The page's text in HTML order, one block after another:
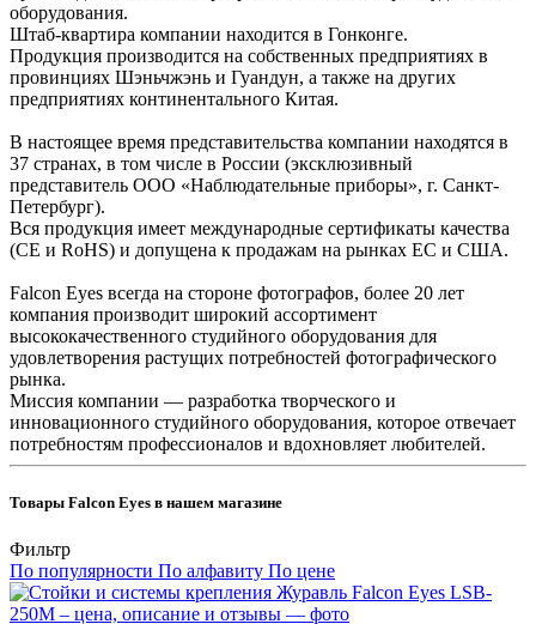
оборудования.
Штаб-квартира компании находится в Гонконге.
Продукция производится на собственных предприятиях в
провинциях Шэньчжэнь и Гуандун, а также на других
предприятиях континентального Китая.
В настоящее время представительства компании находятся в
37 странах, в том числе в России (эксклюзивный
представитель ООО «Наблюдательные приборы», г. Санкт-
Петербург).
Вся продукция имеет международные сертификаты качества
(CE и RoHS) и допущена к продажам на рынках ЕС и США.
Falcon Eyes всегда на стороне фотографов, более 20 лет
компания производит широкий ассортимент
высококачественного студийного оборудования для
удовлетворения растущих потребностей фотографического
рынка.
Миссия компании — разработка творческого и
инновационного студийного оборудования, которое отвечает
потребностям профессионалов и вдохновляет любителей.
Товары Falcon Eyes в нашем магазине
Фильтр
По популярности По алфавиту По цене